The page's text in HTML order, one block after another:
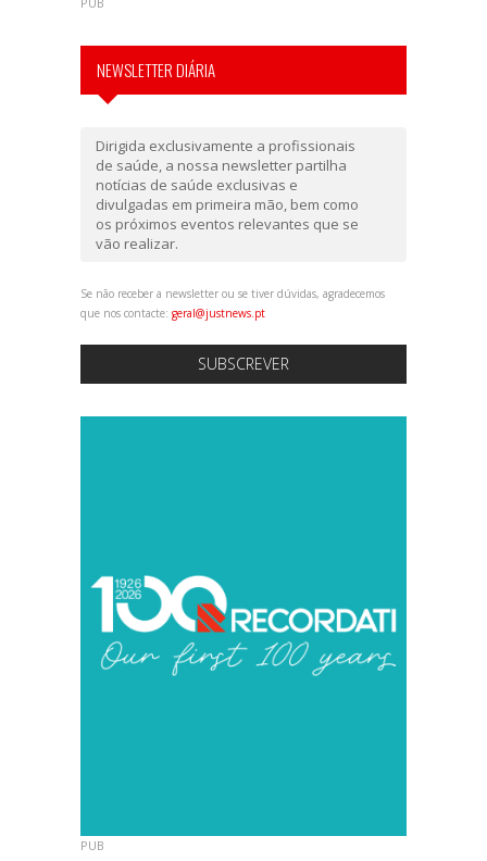
NEWSLETTER DIÁRIA
Dirigida exclusivamente a profissionais
de saúde, a nossa newsletter partilha
notícias de saúde exclusivas e
divulgadas em primeira mão, bem como
os próximos eventos relevantes que se
vão realizar.
Se não receber a newsletter ou se tiver dúvidas, agradecemos
que nos contacte: geral@justnews.pt
SUBSCREVER
PUB